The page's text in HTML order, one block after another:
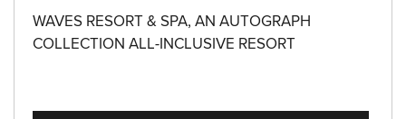
WAVES RESORT & SPA, AN AUTOGRAPH
COLLECTION ALL-INCLUSIVE RESORT